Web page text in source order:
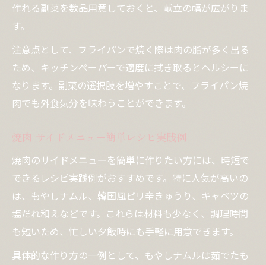
作れる副菜を数品用意しておくと、献立の幅が広がりま
す。
注意点として、フライパンで焼く際は肉の脂が多く出る
ため、キッチンペーパーで適度に拭き取るとヘルシーに
なります。副菜の選択肢を増やすことで、フライパン焼
肉でも外食気分を味わうことができます。
焼肉 サイドメニュー簡単レシピ実践例
焼肉のサイドメニューを簡単に作りたい方には、時短で
できるレシピ実践例がおすすめです。特に人気が高いの
は、もやしナムル、韓国風ピリ辛きゅうり、キャベツの
塩だれ和えなどです。これらは材料も少なく、調理時間
も短いため、忙しい夕飯時にも手軽に用意できます。
具体的な作り方の一例として、もやしナムルは茹でたも